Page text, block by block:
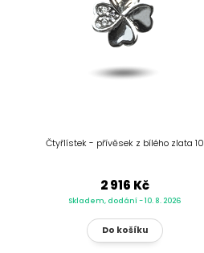
Čtyřlístek - přívěsek z bílého zlata 10
2 916 Kč
Skladem, dodání - 10. 8. 2026